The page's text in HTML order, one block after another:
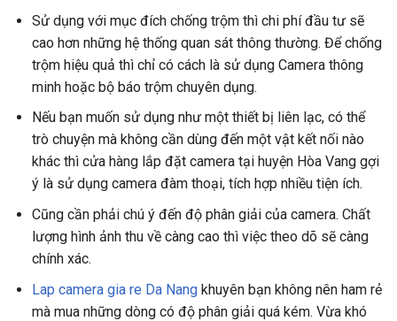
Sử dụng với mục đích chống trộm thì chi phí đầu tư sẽ
cao hơn những hệ thống quan sát thông thường. Để chống
trộm hiệu quả thì chỉ có cách là sử dụng Camera thông
minh hoặc bộ báo trộm chuyên dụng.
Nếu bạn muốn sử dụng như một thiết bị liên lạc, có thể
trò chuyện mà không cần dùng đến một vật kết nối nào
khác thì cửa hàng lắp đặt camera tại huyện Hòa Vang gợi
ý là sử dụng camera đàm thoại, tích hợp nhiều tiện ích.
Cũng cần phải chú ý đến độ phân giải của camera. Chất
lượng hình ảnh thu về càng cao thì việc theo dõ sẽ càng
chính xác.
Lap camera gia re Da Nangkhuyên bạn không nên ham rẻ
mà mua những dòng có độ phân giải quá kém. Vừa khó